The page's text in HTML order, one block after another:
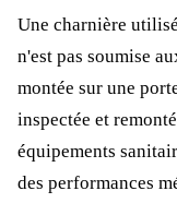
Une charnière
n'est pas soumise
montée sur une
inspectée et
équipements
des performances